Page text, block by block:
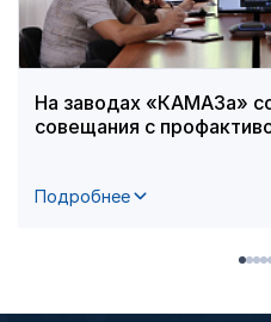
На заводах «КАМАЗа»
совещания с
Подробнее